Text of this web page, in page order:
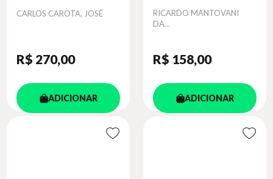
Autor
CARLOS CAROTA, JOSÉ
R$ 270,00
ADICIONAR
Autor
RICARDO MANTOVANI
DA...
R$ 158,00
ADICIONAR